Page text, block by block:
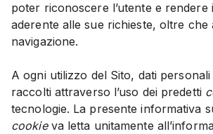
poter riconoscere l’utente e rendere
aderente alle sue richieste, oltre che
navigazione.
A ogni utilizzo del Sito, dati
raccolti attraverso l’uso dei predetti
tecnologie. La presente informativa
cookieva letta unitamente